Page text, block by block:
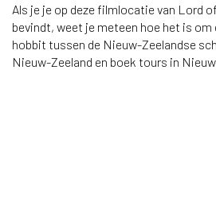
Als je je op deze filmlocatie van Lord
bevindt, weet je meteen hoe het is
hobbit tussen de Nieuw-Zeelandse
Nieuw-Zeeland en boek tours in